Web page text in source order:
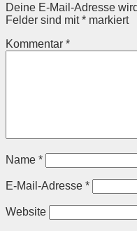
Deine E-Mail-Adresse
Felder sind mit* markiert
Kommentar *
Name *
E-Mail-Adresse *
Website